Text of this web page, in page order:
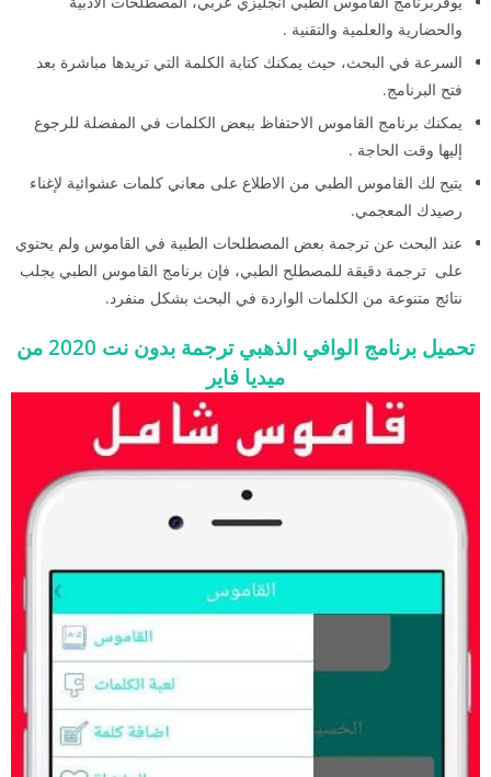
والحضارية والعلمية والتقنية .
السرعة في البحث، حيث يمكنك كتابة الكلمة التي تريدها مباشرة بعد
فتح البرنامج.
يمكنك برنامج القاموس الاحتفاظ ببعض الكلمات في المفضلة للرجوع
إليها وقت الحاجة .
يتيح لك القاموس الطبي من الاطلاع على معاني كلمات عشوائية لإغناء
رصيدك المعجمي.
عند البحث عن ترجمة بعض المصطلحات الطبية في القاموس ولم يحتوي
على ترجمة دقيقة للمصطلح الطبي، فإن برنامج القاموس الطبي يجلب
نتائج متنوعة من الكلمات الواردة في البحث بشكل منفرد.
تحميل برنامج الوافي الذهبي ترجمة بدون نت 2020 من
ميديا فاير